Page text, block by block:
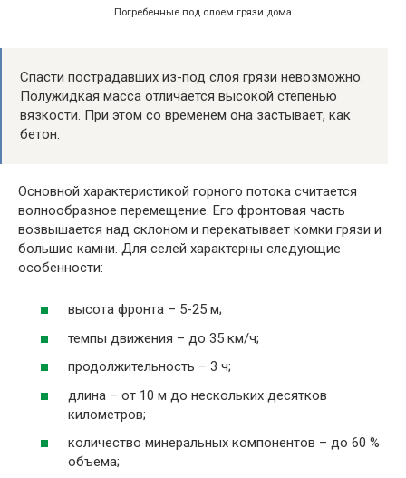
Погребенные под слоем грязи дома
Спасти пострадавших из-под слоя грязи невозможно.
Полужидкая масса отличается высокой степенью
вязкости. При этом со временем она застывает, как
бетон.
Основной характеристикой горного потока считается
волнообразное перемещение. Его фронтовая часть
возвышается над склоном и перекатывает комки грязи и
большие камни. Для селей характерны следующие
особенности:
высота фронта – 5-25 м;
темпы движения – до 35 км/ч;
продолжительность – 3 ч;
длина – от 10 м до нескольких десятков
километров;
количество минеральных компонентов – до 60 %
объема;